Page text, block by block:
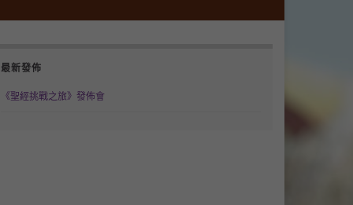
最新發佈
《聖經挑戰之旅》發佈會